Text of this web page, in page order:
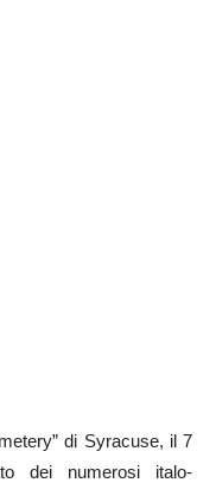
di Syracuse, il 7
dei numerosi italo-